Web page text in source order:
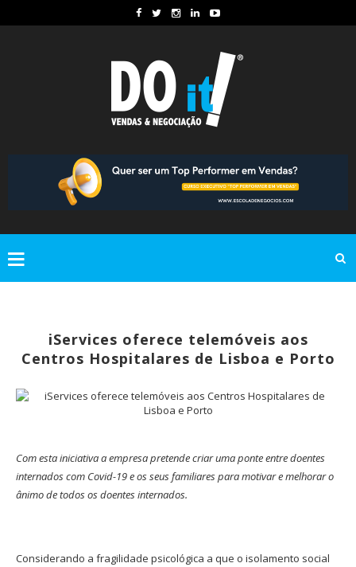
iServices oferece telemóveis aos
Centros Hospitalares de Lisboa e Porto
Com esta iniciativa a empresa pretende criar uma ponte entre doentes
internados com Covid-19 e os seus familiares para motivar e melhorar o
ânimo de todos os doentes internados.
Considerando a fragilidade psicológica a que o isolamento social